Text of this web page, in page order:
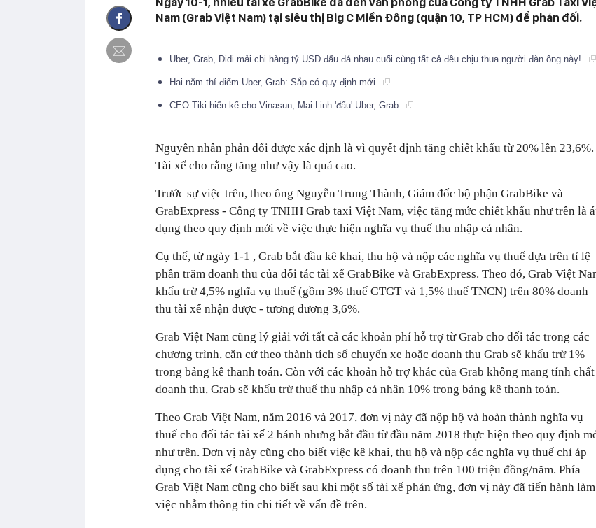
Nam (Grab Việt Nam) tại siêu thị Big C Miền Đông (quận 10, TP HCM) để phản đối.
Uber, Grab, Didi mải chi hàng tỷ USD đấu đá nhau cuối cùng tất cả đều chịu thua người đàn ông này!
Hai năm thí điểm Uber, Grab: Sắp có quy định mới
CEO Tiki hiến kế cho Vinasun, Mai Linh 'đấu' Uber, Grab
Nguyên nhân phản đối được xác định là vì quyết định tăng chiết khấu từ 20% lên 23,6%.
Tài xế cho rằng tăng như vậy là quá cao.
Trước sự việc trên, theo ông Nguyễn Trung Thành, Giám đốc bộ phận GrabBike và
GrabExpress - Công ty TNHH Grab taxi Việt Nam, việc tăng mức chiết khấu như trên là
dụng theo quy định mới về việc thực hiện nghĩa vụ thuế thu nhập cá nhân.
Cụ thể, từ ngày 1-1 , Grab bắt đầu kê khai, thu hộ và nộp các nghĩa vụ thuế dựa trên tỉ lệ
phần trăm doanh thu của đối tác tài xế GrabBike và GrabExpress. Theo đó, Grab Việt
khấu trừ 4,5% nghĩa vụ thuế (gồm 3% thuế GTGT và 1,5% thuế TNCN) trên 80% doanh
thu tài xế nhận được - tương đương 3,6%.
Grab Việt Nam cũng lý giải với tất cả các khoản phí hỗ trợ từ Grab cho đối tác trong các
chương trình, căn cứ theo thành tích số chuyến xe hoặc doanh thu Grab sẽ khấu trừ 1%
trong bảng kê thanh toán. Còn với các khoản hỗ trợ khác của Grab không mang tính chất
doanh thu, Grab sẽ khấu trừ thuế thu nhập cá nhân 10% trong bảng kê thanh toán.
Theo Grab Việt Nam, năm 2016 và 2017, đơn vị này đã nộp hộ và hoàn thành nghĩa vụ
thuế cho đối tác tài xế 2 bánh nhưng bắt đầu từ đầu năm 2018 thực hiện theo quy định
như trên. Đơn vị này cũng cho biết việc kê khai, thu hộ và nộp các nghĩa vụ thuế chỉ áp
dụng cho tài xế GrabBike và GrabExpress có doanh thu trên 100 triệu đồng/năm. Phía
Grab Việt Nam cũng cho biết sau khi một số tài xế phản ứng, đơn vị này đã tiến hành làm
việc nhằm thông tin chi tiết về vấn đề trên.